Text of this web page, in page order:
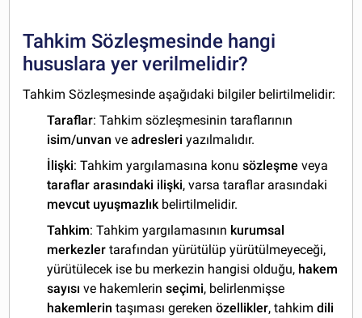
Tahkim Sözleşmesinde hangi
hususlara yer verilmelidir?
Tahkim Sözleşmesinde aşağıdaki bilgiler belirtilmelidir:
Taraflar: Tahkim sözleşmesinin taraflarının
isim/unvan veadresleri yazılmalıdır.
İlişki: Tahkim yargılamasına konusözleşme veya
taraflar arasındaki ilişki, varsa taraflar arasındaki
mevcut uyuşmazlıkbelirtilmelidir.
Tahkim: Tahkim yargılamasının kurumsal
merkezler tarafından yürütülüp yürütülmeyeceği,
yürütülecek ise bu merkezin hangisi olduğu, hakem
sayısı ve hakemlerinseçimi, belirlenmişse
hakemlerin taşıması gerekenözellikler, tahkimdili